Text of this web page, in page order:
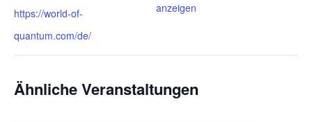
https://world-of-
quantum.com/de/
anzeigen
Ähnliche Veranstaltungen